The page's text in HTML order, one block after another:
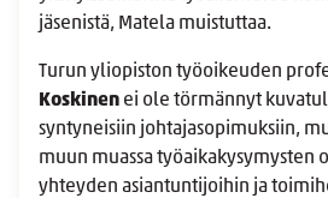
jäsenistä, Matela muistuttaa.
Turun yliopiston työoikeuden
Koskinen ei ole törmännyt
syntyneisiin johtajasopimuksiin,
muun muassa työaikakysymysten
yhteyden asiantuntijoihin ja